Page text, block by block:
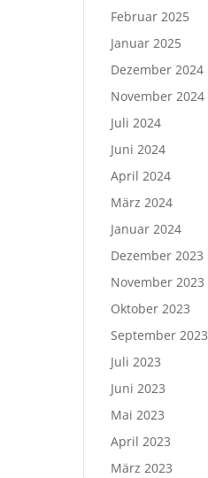
Februar 2025
Januar 2025
Dezember 2024
November 2024
Juli 2024
Juni 2024
April 2024
März 2024
Januar 2024
Dezember 2023
November 2023
Oktober 2023
September 2023
Juli 2023
Juni 2023
Mai 2023
April 2023
März 2023